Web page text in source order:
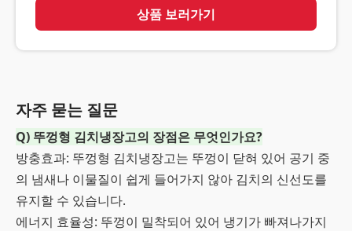
상품 보러가기
자주 묻는 질문
Q) 뚜껑형 김치냉장고의 장점은 무엇인가요?
방충효과: 뚜껑형 김치냉장고는 뚜껑이 닫혀 있어 공기 중
의 냄새나 이물질이 쉽게 들어가지 않아 김치의 신선도를
유지할 수 있습니다.
에너지 효율성: 뚜껑이 밀착되어 있어 냉기가 빠져나가지